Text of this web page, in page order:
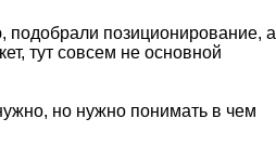
подобрали позиционирование, а
тут совсем не основной
но нужно понимать в чем